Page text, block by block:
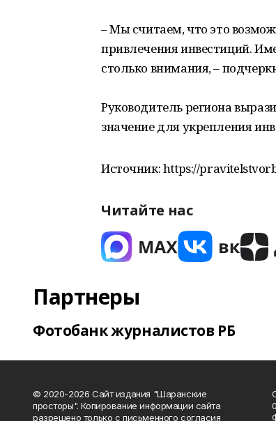
– Мы считаем, что это
привлечения инвестиций.
столько внимания, –
Руководитель региона
значение для укрепления
Источник: https://
Читайте нас
Партнеры
Фотобанк журналистов РБ
© 2020-2026 Сайт издания "Шаранские
просторы". Копирование информации сайта
разрешено только с письменного согласия